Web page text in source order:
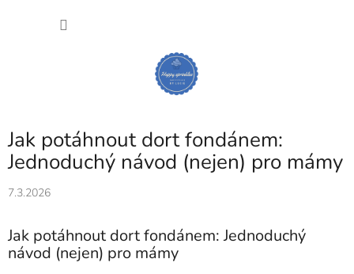
Jak potáhnout dort fondánem:
Jednoduchý návod (nejen) pro mámy
7.3.2026
Jak potáhnout dort fondánem: Jednoduchý
návod (nejen) pro mámy